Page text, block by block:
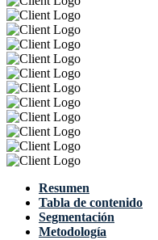
Resumen
Tabla de contenido
Segmentación
Metodología